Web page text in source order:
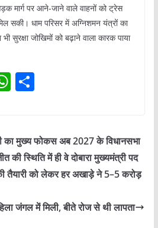
मार्ग पर आने-जाने वाले वाहनों को ट्रेस
सकी। धाम परिसर में अग्निशमन यंत्रों का
सुरक्षा जोखिमों को बढ़ाने वाला कारक पाया
W
s
A
p
S
e
का मुख्य फोकस अब 2027 के विधानसभा
की स्थिति में ही वे दोबारा मुख्यमंत्री पद
तैयारी को लेकर हर अखाड़े ने 5–5 करोड़
जंगल में मिली, बीते रोज से थी लापता